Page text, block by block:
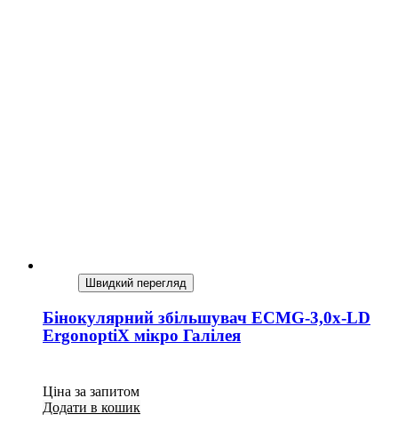
Швидкий перегляд
Бінокулярний збільшувач ECMG-3,0x-LD
ErgonoptiX мікро Галілея
Ціна за запитом
Додати в кошик